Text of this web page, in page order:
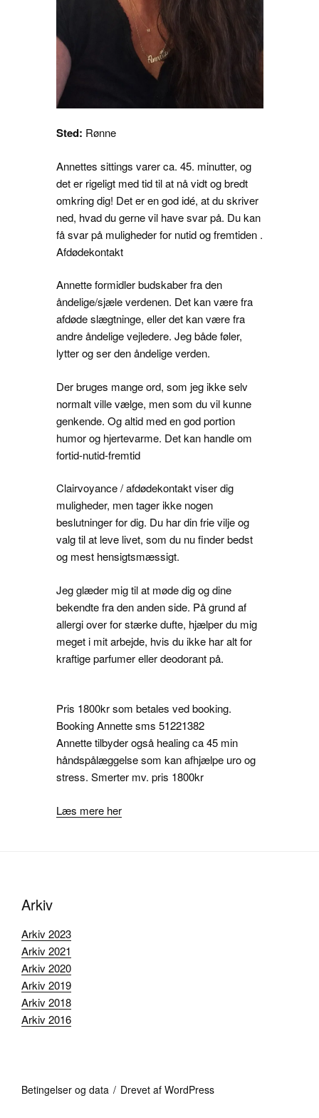
Sted: Rønne
Annettes sittings varer ca. 45. minutter, og
det er rigeligt med tid til at nå vidt og bredt
omkring dig! Det er en god idé, at du skriver
ned, hvad du gerne vil have svar på. Du kan
få svar på muligheder for nutid og fremtiden .
Afdødekontakt
Annette formidler budskaber fra den
åndelige/sjæle verdenen. Det kan være fra
afdøde slægtninge, eller det kan være fra
andre åndelige vejledere. Jeg både føler,
lytter og ser den åndelige verden.
Der bruges mange ord, som jeg ikke selv
normalt ville vælge, men som du vil kunne
genkende. Og altid med en god portion
humor og hjertevarme. Det kan handle om
fortid-nutid-fremtid
Clairvoyance / afdødekontakt viser dig
muligheder, men tager ikke nogen
beslutninger for dig. Du har din frie vilje og
valg til at leve livet, som du nu finder bedst
og mest hensigtsmæssigt.
Jeg glæder mig til at møde dig og dine
bekendte fra den anden side. På grund af
allergi over for stærke dufte, hjælper du mig
meget i mit arbejde, hvis du ikke har alt for
kraftige parfumer eller deodorant på.
Pris 1800kr som betales ved booking.
Booking Annette sms 51221382
Annette tilbyder også healing ca 45 min
håndspålæggelse som kan afhjælpe uro og
stress. Smerter mv. pris 1800kr
Læs mere her
Arkiv
Arkiv 2023
Arkiv 2021
Arkiv 2020
Arkiv 2019
Arkiv 2018
Arkiv 2016
Betingelser og data Drevet af WordPress